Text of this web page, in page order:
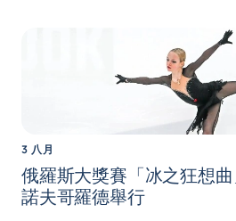
3 八月
俄羅斯大獎賽「冰之狂想
諾夫哥羅德舉行